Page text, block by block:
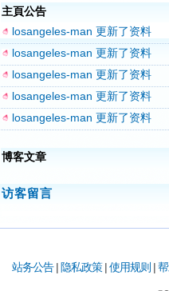
主頁公告
losangeles-man 更新了资料
losangeles-man 更新了资料
losangeles-man 更新了资料
losangeles-man 更新了资料
losangeles-man 更新了资料
博客文章
访客留言
站务公告| 隐私政策|使用规则 |